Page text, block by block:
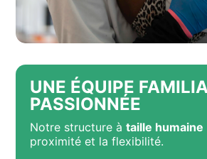
UNE ÉQUIPE
PASSIONNÉE
Notre structure àtaille humaine
proximité et la flexibilité.